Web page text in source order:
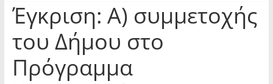
Έγκριση: Α) συμμετοχής
του Δήμου στο
Πρόγραμμα